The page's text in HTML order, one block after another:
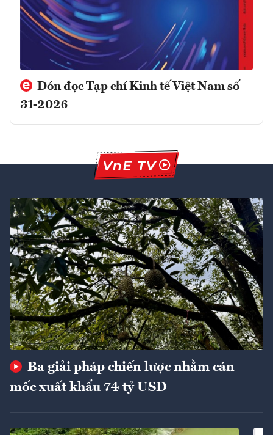
Đón đọc Tạp chí Kinh tế Việt Nam số
31-2026
Ba giải pháp chiến lược nhằm cán
mốc xuất khẩu 74 tỷ USD